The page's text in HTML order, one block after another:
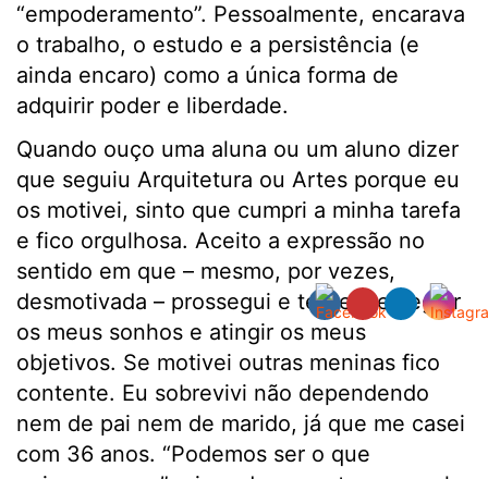
“empoderamento”. Pessoalmente, encarava
o trabalho, o estudo e a persistência (e
ainda encaro) como a única forma de
adquirir poder e liberdade.
Quando ouço uma aluna ou um aluno dizer
que seguiu Arquitetura ou Artes porque eu
os motivei, sinto que cumpri a minha tarefa
e fico orgulhosa. Aceito a expressão no
sentido em que – mesmo, por vezes,
desmotivada – prossegui e tentei perseguir
os meus sonhos e atingir os meus
objetivos. Se motivei outras meninas fico
contente. Eu sobrevivi não dependendo
nem de pai nem de marido, já que me casei
com 36 anos. “Podemos ser o que